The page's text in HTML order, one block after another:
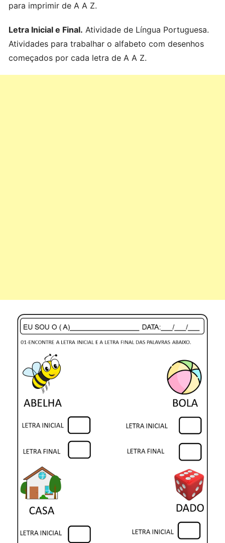
para imprimir de A A Z.
Letra Inicial e Final. Atividade de Língua Portuguesa.
Atividades para trabalhar o alfabeto com desenhos
começados por cada letra de A A Z.